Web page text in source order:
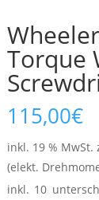
Torque
115,00€
inkl. 19 % MwSt.
(elekt.
inkl. 10